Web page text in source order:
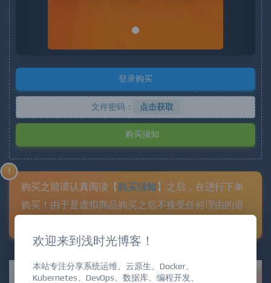
登录购买
文件密码： 点击获取
购买须知
购买之前请认真阅读【购买须知】之后， 在进行下单
购买！由于是虚拟商品购买之后不接受任何理由的退
欢迎来到浅时光博客！
本站专注分享系统运维、云原生、Docker、
Kubernetes、DevOps、数据库、编程开发、